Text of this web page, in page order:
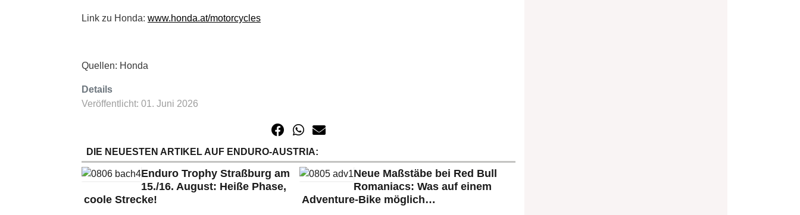
Link zu Honda: www.honda.at/motorcycles
Quellen: Honda
Details
Veröffentlicht: 01. Juni 2026
DIE NEUESTEN ARTIKEL AUF ENDURO-AUSTRIA:
Enduro Trophy Straßburg am
15./16. August: Heiße Phase,
coole Strecke!
Neue Maßstäbe bei Red Bull
Romaniacs: Was auf einem
Adventure-Bike möglich…